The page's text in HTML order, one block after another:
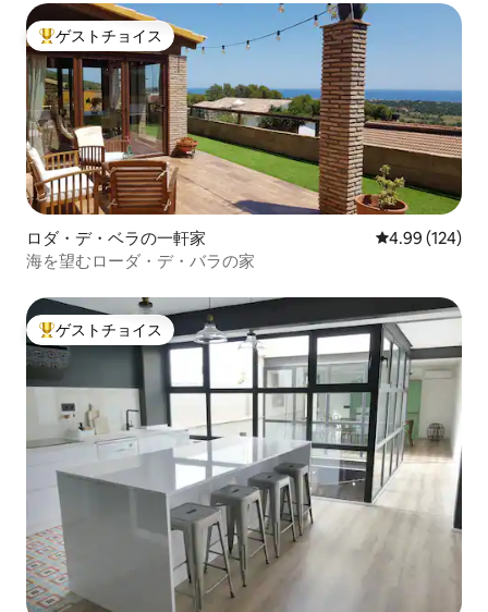
大好評のゲストチョイスです。
ゲストチョイス
ロダ・デ・ベラの一軒家 レビュー124
4.99 (124)
海を望むローダ・デ・バラの家
大好評のゲストチョイスです。
ゲストチョイス